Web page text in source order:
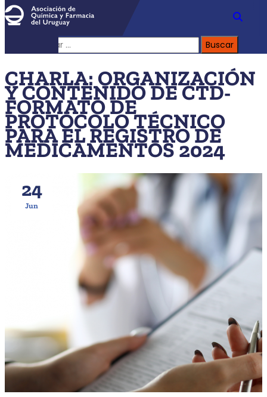
CHARLA: ORGANIZACIÓN
Y CONTENIDO DE CTD-
FORMATO DE
PROTOCOLO TÉCNICO
PARA EL REGISTRO DE
MEDICAMENTOS 2024
24
Jun